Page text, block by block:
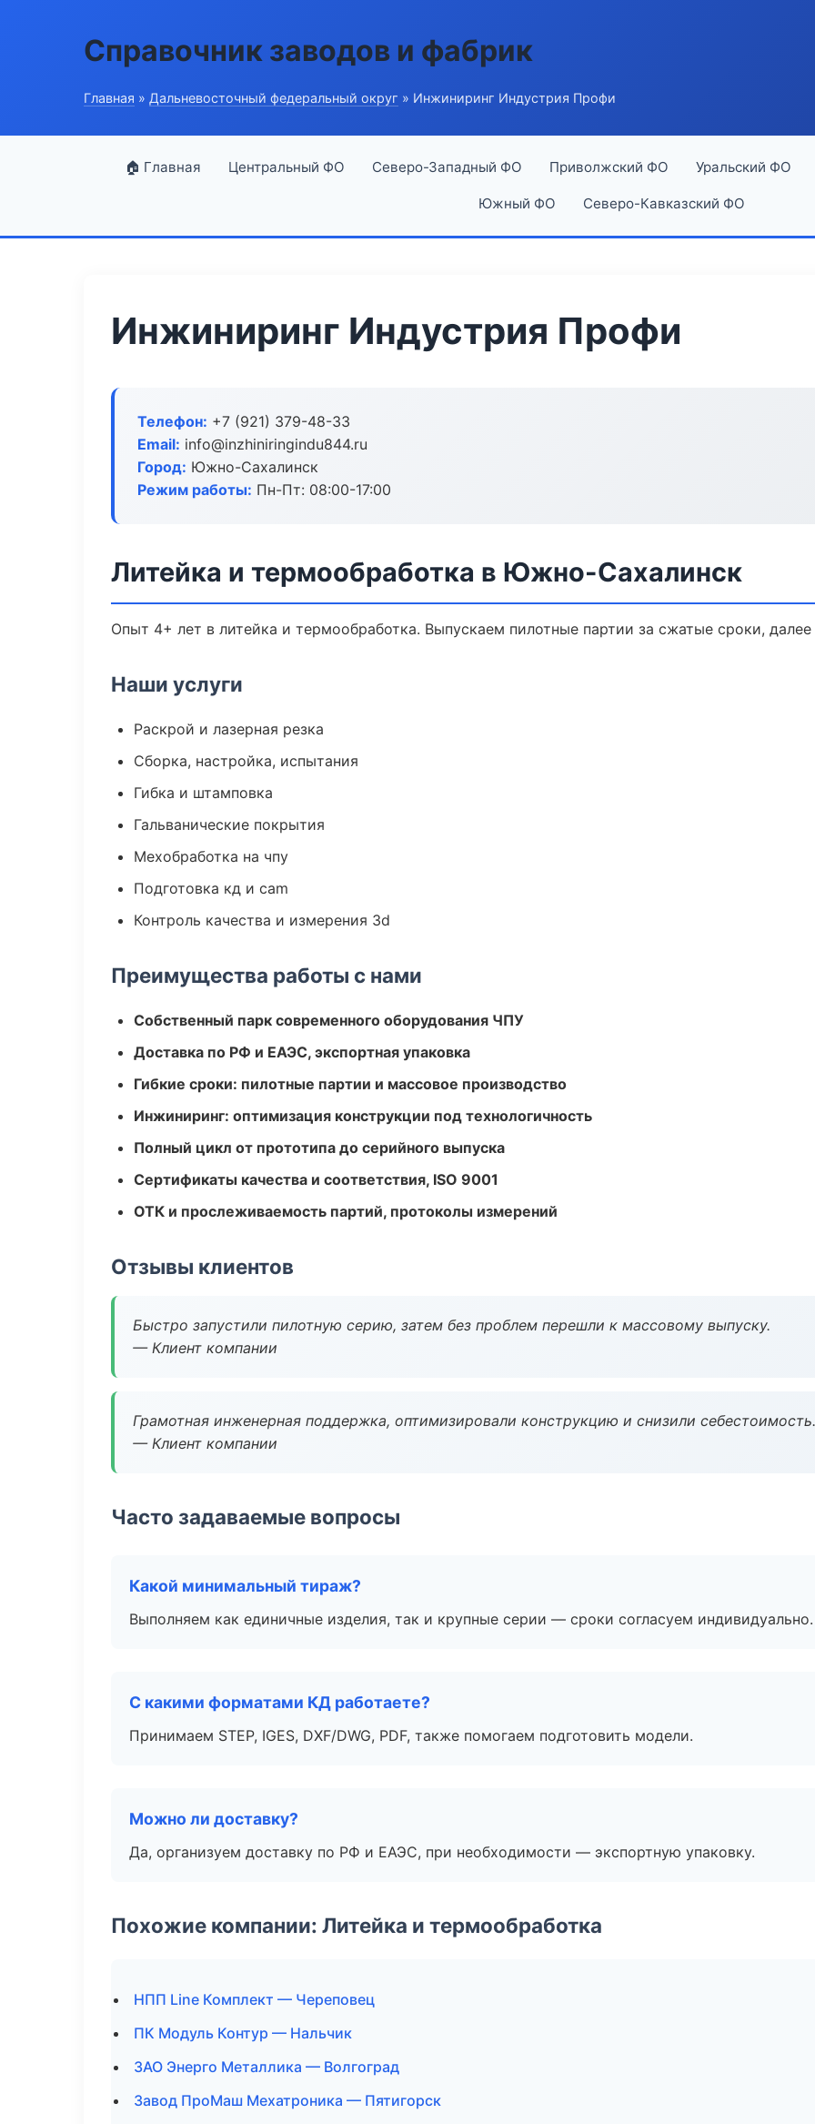
Справочник заводов и фабрик
Главная » Дальневосточный федеральный округ » Инжиниринг Индустрия Профи
🏠 Главная Центральный ФО Северо-Западный ФО Приволжский ФО Уральский ФО
Южный ФО Северо-Кавказский ФО
Инжиниринг Индустрия Профи
Телефон: +7 (921) 379-48-33
Email: info@inzhiniringindu844.ru
Город: Южно-Сахалинск
Режим работы: Пн-Пт: 08:00-17:00
Литейка и термообработка в Южно-Сахалинск
Опыт 4+ лет в литейка и термообработка. Выпускаем пилотные партии за сжатые сроки,
Наши услуги
Раскрой и лазерная резка
Сборка, настройка, испытания
Гибка и штамповка
Гальванические покрытия
Мехобработка на чпу
Подготовка кд и cam
Контроль качества и измерения 3d
Преимущества работы с нами
Собственный парк современного оборудования ЧПУ
Доставка по РФ и ЕАЭС, экспортная упаковка
Гибкие сроки: пилотные партии и массовое производство
Инжиниринг: оптимизация конструкции под технологичность
Полный цикл от прототипа до серийного выпуска
Сертификаты качества и соответствия, ISO 9001
ОТК и прослеживаемость партий, протоколы измерений
Отзывы клиентов
Быстро запустили пилотную серию, затем без проблем перешли к массовому выпуску.
— Клиент компании
Грамотная инженерная поддержка, оптимизировали конструкцию и снизили себестоимость.
— Клиент компании
Часто задаваемые вопросы
Какой минимальный тираж?
Выполняем как единичные изделия, так и крупные серии — сроки согласуем индивидуально.
С какими форматами КД работаете?
Принимаем STEP, IGES, DXF/DWG, PDF, также помогаем подготовить модели.
Можно ли доставку?
Да, организуем доставку по РФ и ЕАЭС, при необходимости — экспортную упаковку.
Похожие компании: Литейка и термообработка
НПП Line Комплект — Череповец
ПК Модуль Контур — Нальчик
ЗАО Энерго Металлика — Волгоград
Завод ПроМаш Мехатроника — Пятигорск